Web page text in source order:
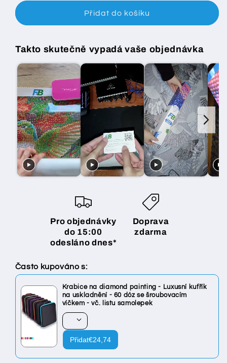
Přidat do košíku
Takto skutečně vypadá vaše objednávka
Pro objednávky
do 15:00
odesláno dnes*
Doprava
zdarma
Často kupováno s:
Krabice na diamond painting - Luxusní kufřík
na uskladnění - 60 dóz se šroubovacím
víčkem - vč. listu samolepek
Přidat€24,74